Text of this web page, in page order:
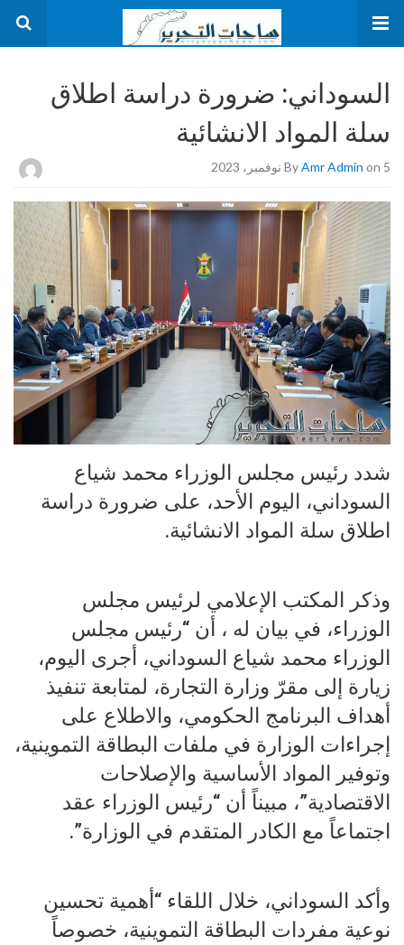
السوداني: ضرورة دراسة اطلاق
سلة المواد الانشائية
ByAmr Admin on 5 نوفمبر، 2023
شدد رئيس مجلس الوزراء محمد شياع
السوداني، اليوم الأحد، على ضرورة دراسة
اطلاق سلة المواد الانشائية.
وذكر المكتب الإعلامي لرئيس مجلس
الوزراء، في بيان له ، أن “رئيس مجلس
الوزراء محمد شياع السوداني، أجرى اليوم،
زيارة إلى مقرّ وزارة التجارة، لمتابعة تنفيذ
أهداف البرنامج الحكومي، والاطلاع على
إجراءات الوزارة في ملفات البطاقة التموينية،
وتوفير المواد الأساسية والإصلاحات
الاقتصادية”، مبيناً أن “رئيس الوزراء عقد
اجتماعاً مع الكادر المتقدم في الوزارة”.
وأكد السوداني، خلال اللقاء “أهمية تحسين
نوعية مفردات البطاقة التموينية، خصوصاً